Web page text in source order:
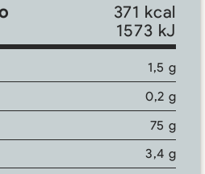
371 kcal
1573 kJ
1,5 g
0,2 g
75 g
3,4 g